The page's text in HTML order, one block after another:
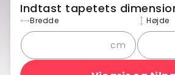
Indtast tapetets
Bredde
cm
Højde